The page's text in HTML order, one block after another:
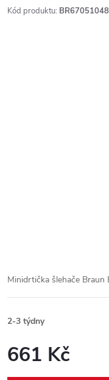
Kód produktu: BR67051048
Minidrtička šlehače Braun
2-3 týdny
661 Kč